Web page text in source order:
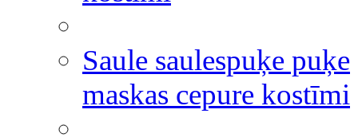
Saule saulespuķe puķe
maskas cepure kostīmi